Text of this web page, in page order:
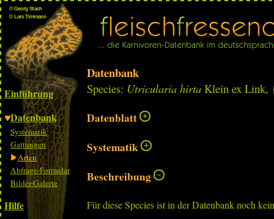
Einführung
Datenbank
Systematik
Gattungen
Arten
Abfrage-Formular
Bilder-Galerie
Hilfe
Datenbank
Species: Utricularia hirta Klein ex Link,
Datenblatt
Systematik
Beschreibung
Für diese Species ist in der Datenbank noch